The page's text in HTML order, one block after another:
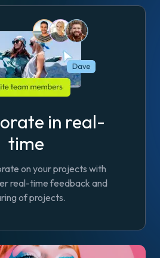
in real-
time
on your projects with
real-time feedback and
of projects.